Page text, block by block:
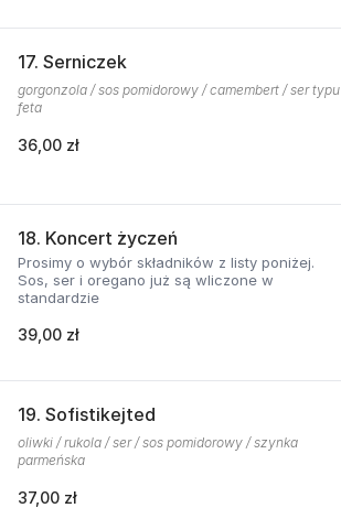
17. Serniczek
gorgonzola / sos pomidorowy / camembert / ser typu
feta
36,00 zł
18. Koncert życzeń
Prosimy o wybór składników z listy poniżej.
Sos, ser i oregano już są wliczone w
standardzie
39,00 zł
19. Sofistikejted
oliwki / rukola / ser / sos pomidorowy / szynka
parmeńska
37,00 zł